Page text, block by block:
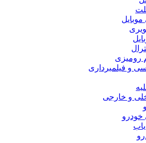
موبایل
رومیزی
و فیلمبرداری
و خارجی
خودرو